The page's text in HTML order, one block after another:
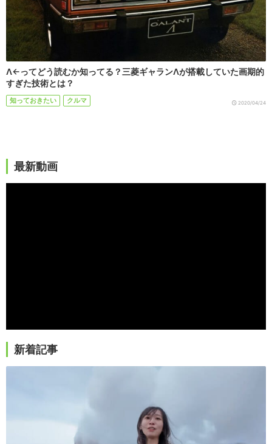
Λ←ってどう読むか知ってる？三菱ギャランΛが搭載していた画期的
すぎた技術とは？
知っておきたい クルマ 2020/04/24
最新動画
新着記事